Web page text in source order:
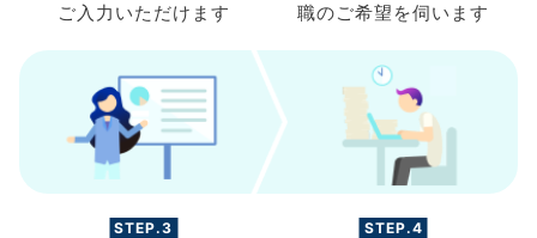
ご入力 いただけます
職のご希望を伺います
STEP.3 STEP.4